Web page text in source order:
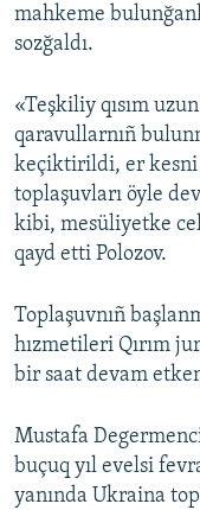
mahkeme
sozğaldı.
«Teşkiliy qısım
qaravullarnıñ
keçiktirildi, er kesni
toplaşuvları öyle
kibi, mesüliyetke
qayd etti Polozov.
Toplaşuvnıñ
hızmetileri Qırım
bir saat devam
Mustafa
buçuq yıl evelsi
yanında Ukraina